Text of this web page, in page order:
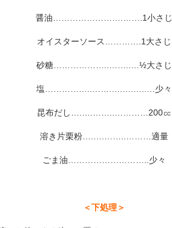
醤油…………………….…….1小さじ
オイスターソース………….1大さじ
砂糖………………..……..…½大さじ
塩……………..…….….….…..…少々
昆布だし….….……..…………200㏄
溶き片栗粉….….……..………適量
ごま油………………………..少々
＜下処理＞